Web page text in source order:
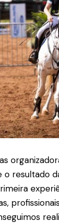
o resultado